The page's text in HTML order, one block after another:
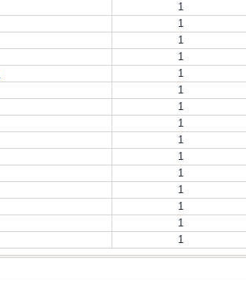
1
1
1
1
1
1
1
1
1
1
1
1
1
1
1